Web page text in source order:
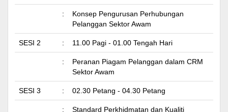
:
Konsep Pengurusan Perhubungan
Pelanggan Sektor Awam
SESI 2 : 11.00 Pagi - 01.00 Tengah Hari
:
Peranan Piagam Pelanggan dalam CRM
Sektor Awam
SESI 3 : 02.30 Petang - 04.30 Petang
:
Standard Perkhidmatan dan Kualiti